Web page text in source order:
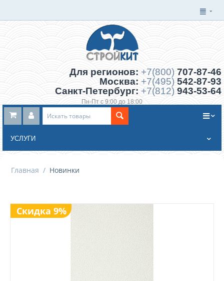
Для регионов: +7(800) 707-87-46
Москва: +7(495) 542-87-93
Санкт-Петербург: +7(812) 943-53-64
Пн-Пт с 9:00 до 18:00
Заказать обратный звонок
УСЛУГИ
Главная / Новинки
Скидка 9%